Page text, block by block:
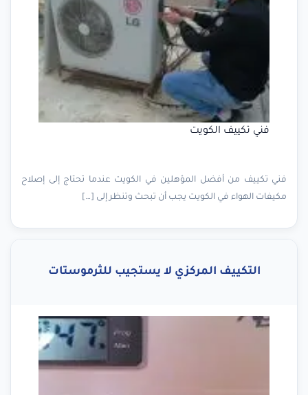
فني تكييف الكويت
فني تكييف من أفضل المؤهلين في الكويت عندما تحتاج إلى إصلاح
مكيفات الهواء في الكويت يجب أن تبحث وتنظر إلى […]
التكييف المركزي لا يستجيب للثرموستات